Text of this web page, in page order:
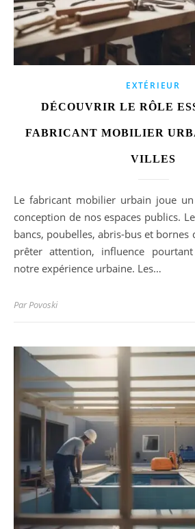
EXTÉRIEUR
DÉCOUVRIR LE RÔLE
FABRICANT MOBILIER
VILLES
Le fabricant mobilier urbain joue un rôle crucial dans la
conception de nos espaces publics.
bancs, poubelles, abris-bus et bornes
prêter attention, influence
notre expérience urbaine. Les…
ParPovoski